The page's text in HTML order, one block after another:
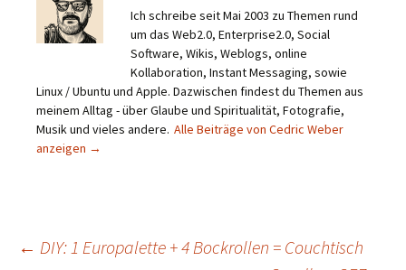
Ich schreibe seit Mai 2003 zu Themen rund
um das Web2.0, Enterprise2.0, Social
Software, Wikis, Weblogs, online
Kollaboration, Instant Messaging, sowie
Linux / Ubuntu und Apple. Dazwischen findest du Themen aus
meinem Alltag - über Glaube und Spiritualität, Fotografie,
Musik und vieles andere. Alle Beiträge von Cedric Weber
anzeigen →
← DIY: 1 Europalette + 4 Bockrollen = Couchtisch